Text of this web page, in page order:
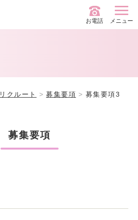
お電話 メニュー
リクルート 募集要項 募集要項3
募集要項